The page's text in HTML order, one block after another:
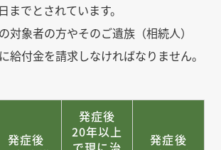
までとされています。
対象者の方やそのご遺族（相続人）
給付金を請求しなければなりません。
発症後
発症後
20年以上
発症後